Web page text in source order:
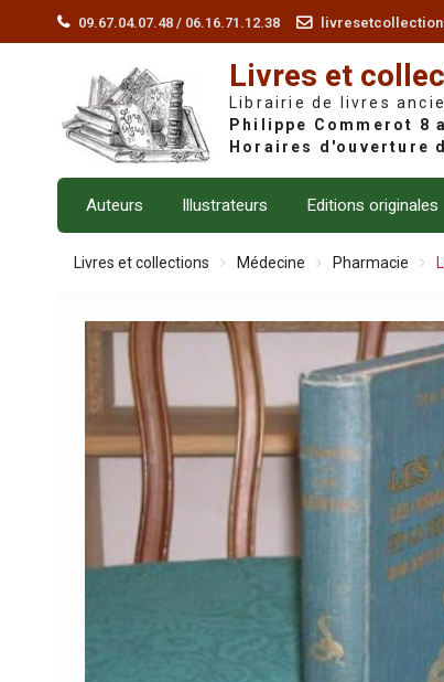
09.67.04.07.48 / 06.16.71.12.38
Livres et
Librairie de livres
Auteurs Illustrateurs Editions originales
Livres et collections Médecine Pharmacie